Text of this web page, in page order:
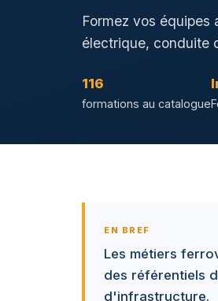
Formez vos
électrique, conduite
116
formations au catalogue
EN BREF
Les métiers
des référentiels
d'infrastructure.